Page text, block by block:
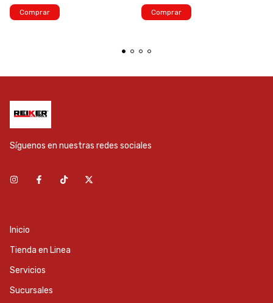
Comprar Comprar
Síguenos en nuestras redes sociales
Inicio
Tienda en Linea
Servicios
Sucursales